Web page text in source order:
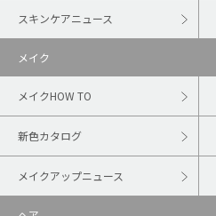
スキンケアニュース
メイク
メイクHOW TO
新色カタログ
メイクアップニュース